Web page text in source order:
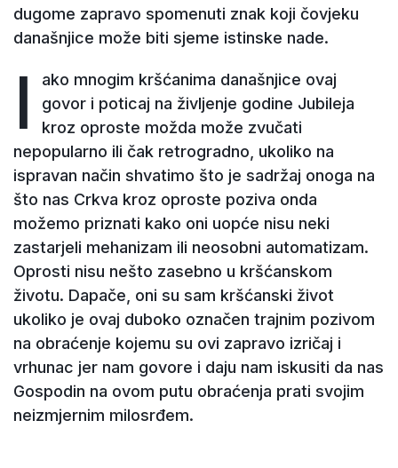
dugome zapravo spomenuti znak koji čovjeku
današnjice može biti sjeme istinske nade.
I
ako mnogim kršćanima današnjice ovaj
govor i poticaj na življenje godine Jubileja
kroz oproste možda može zvučati
nepopularno ili čak retrogradno, ukoliko na
ispravan način shvatimo što je sadržaj onoga na
što nas Crkva kroz oproste poziva onda
možemo priznati kako oni uopće nisu neki
zastarjeli mehanizam ili neosobni automatizam.
Oprosti nisu nešto zasebno u kršćanskom
životu. Dapače, oni su sam kršćanski život
ukoliko je ovaj duboko označen trajnim pozivom
na obraćenje kojemu su ovi zapravo izričaj i
vrhunac jer nam govore i daju nam iskusiti da nas
Gospodin na ovom putu obraćenja prati svojim
neizmjernim milosrđem.